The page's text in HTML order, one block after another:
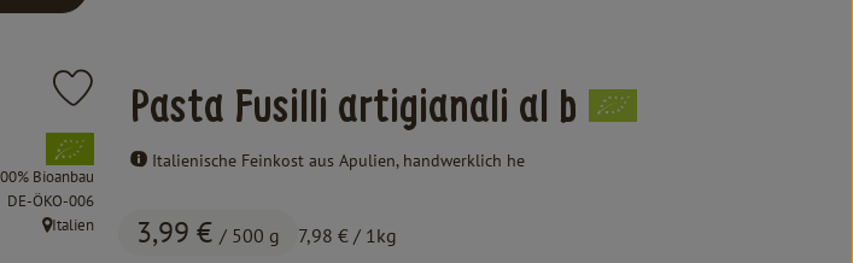
Pasta Fusilli artigianali al b
Italienische Feinkost aus Apulien, handwerklich he
3,99 € / 500 g 7,98 € / 1kg
Produkt zu Favouriten hinzufügen
, Verband:
Bioanbau
, Kontrollstelle:
DE-ÖKO-006
, Herkunft:
Italien